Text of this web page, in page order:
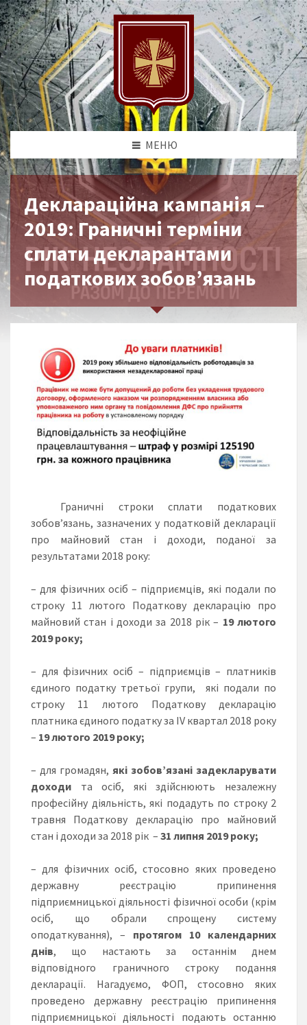
МЕНЮ
Деклараційна кампанія –
2019: Граничні терміни
сплати декларантами
податкових зобов’язань
Граничні строки сплати податкових
зобов’язань, зазначених у податковій декларації
про майновий стан і доходи, поданої за
результатами 2018 року:
– для фізичних осіб – підприємців, які подали по
строку 11 лютого Податкову декларацію про
майновий стан і доходи за 2018 рік – 19лютого
2019 року;
– для фізичних осіб – підприємців – платників
єдиного податку третьої групи, які подали по
строку 11 лютого Податкову декларацію
платника єдиного податку за IV квартал 2018 року
– 19лютого 2019 року;
– для громадян, які зобов’язані задекларувати
доходи та осіб, які здійснюють незалежну
професійну діяльність, які подадуть по строку 2
травня Податкову декларацію про майновий
стан і доходи за 2018 рік – 31 липня 2019 року;
– для фізичних осіб, стосовно яких проведено
державну реєстрацію припинення
підприємницької діяльності фізичної особи (крім
осіб, що обрали спрощену систему
оподаткування), – протягом 10 календарних
днів, що настають за останнім днем
відповідного граничного строку подання
декларації. Нагадуємо, ФОП, стосовно яких
проведено державну реєстрацію припинення
підприємницької діяльності подають останню